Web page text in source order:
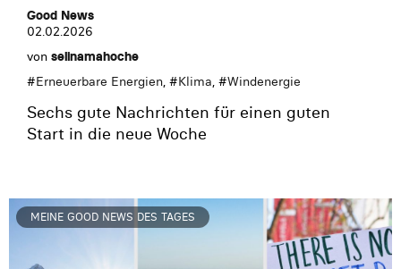
Good News
02.02.2026
von selinamahoche
#Erneuerbare Energien, #Klima, #Windenergie
Sechs gute Nachrichten für einen guten
Start in die neue Woche
MEINE GOOD NEWS DES TAGES